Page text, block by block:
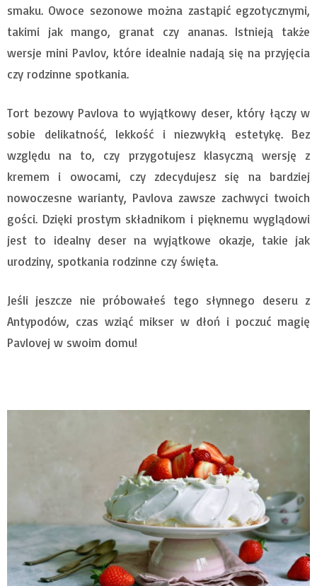
smaku. Owoce sezonowe można zastąpić egzotycznymi,
takimi jak mango, granat czy ananas. Istnieją także
wersje mini Pavlov, które idealnie nadają się na przyjęcia
czy rodzinne spotkania.
Tort bezowy Pavlova to wyjątkowy deser, który łączy w
sobie delikatność, lekkość i niezwykłą estetykę. Bez
względu na to, czy przygotujesz klasyczną wersję z
kremem i owocami, czy zdecydujesz się na bardziej
nowoczesne warianty, Pavlova zawsze zachwyci twoich
gości. Dzięki prostym składnikom i pięknemu wyglądowi
jest to idealny deser na wyjątkowe okazje, takie jak
urodziny, spotkania rodzinne czy święta.
Jeśli jeszcze nie próbowałeś tego słynnego deseru z
Antypodów, czas wziąć mikser w dłoń i poczuć magię
Pavlovej w swoim domu!